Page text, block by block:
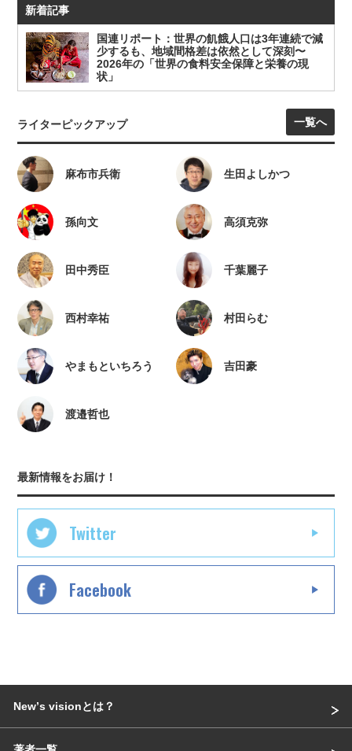
新着記事
国連リポート：世界の飢餓人口は3年連続で減
少するも、地域間格差は依然として深刻〜
2026年の「世界の食料安全保障と栄養の現
状」
ライターピックアップ 一覧へ
麻布市兵衛 生田よしかつ
孫向文 高須克弥
田中秀臣 千葉麗子
西村幸祐 村田らむ
やまもといちろう 吉田豪
渡邉哲也
最新情報をお届け！
Twitter
Facebook
Newʼs visionとは？